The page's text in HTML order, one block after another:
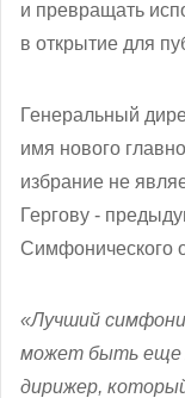
и превращать
в открытие для
Генеральный
имя нового
избрание не
Гергову -
Симфонического
«Лучший
может быть еще
дирижер,